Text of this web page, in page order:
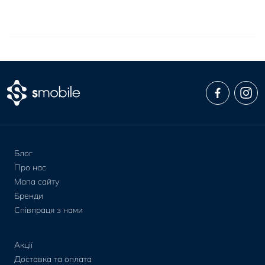
Блог
Про нас
Мапа сайту
Бренди
Співпраця з нами
Акції
Доставка та оплата